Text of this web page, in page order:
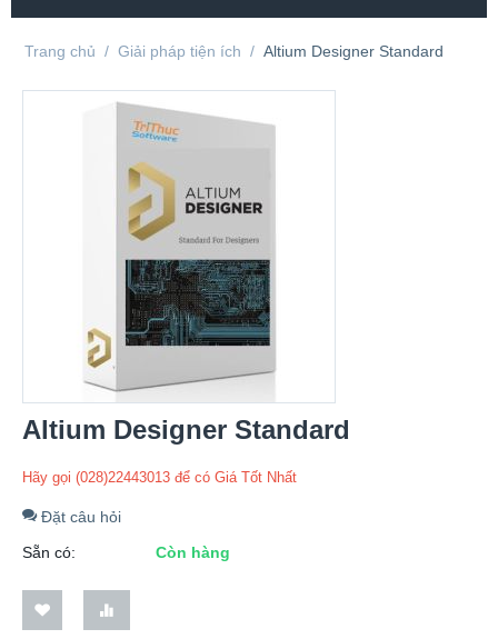
Trang chủ / Giải pháp tiện ích / Altium Designer Standard
Altium Designer Standard
Hãy gọi (028)22443013 để có Giá Tốt Nhất
Đặt câu hỏi
Sẵn có:
Còn hàng